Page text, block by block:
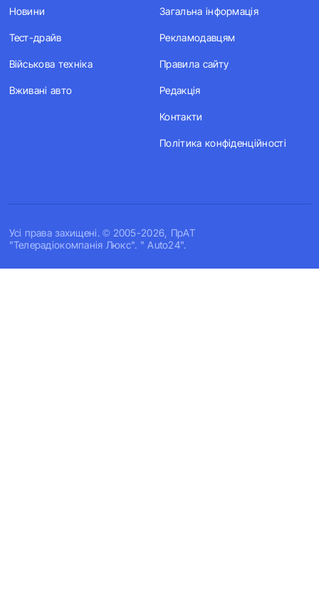
Усi права захищенi. © 2005-2026, ПрАТ
"Телерадіокомпанія Люкс". " Auto24".
Новини
Тест-драйв
Військова техніка
Вживані авто
Загальна інформація
Рекламодавцям
Правила сайту
Редакція
Контакти
Політика конфіденційності